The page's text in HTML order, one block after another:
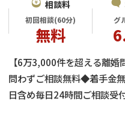
相談料
初回相談(60分)
無料
グ
【6万3,000件を超える離
問わずご相談無料◆着手金
日含め毎日24時間ご相談受
にも対応（性格の不一致